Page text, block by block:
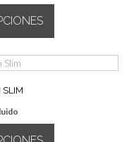
SLIM